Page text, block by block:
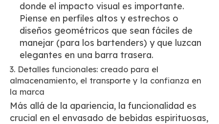
donde el impacto visual es importante.
Piense en perfiles altos y estrechos o
diseños geométricos que sean fáciles de
manejar (para los bartenders) y que luzcan
elegantes en una barra trasera.
3. Detalles funcionales: creado para el
almacenamiento, el transporte y la confianza en
la marca
Más allá de la apariencia, la funcionalidad es
crucial en el envasado de bebidas espirituosas,